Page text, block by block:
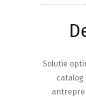
Solutie